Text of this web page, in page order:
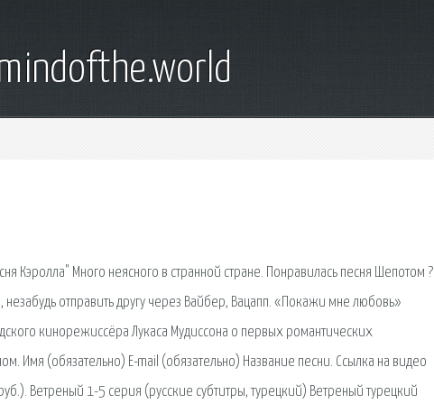
Кэролла" Много неясного в странной стране. Понравилась песня Шепотом ?
отправить другу через Вайбер, Вацапп. «Покажи мне любовь»
кинорежиссёра Лукаса Мудиссона о первых романтических
Имя (обязательно) E-mail (обязательно) Название песни. Ссылка на видео
Ветреный 1-5 серия (русские субтитры, турецкий) Ветреный турецкий